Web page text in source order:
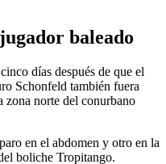
baleado
días después de que el
Schonfeld también fuera
zona norte del conurbano
en el abdomen y otro en la
boliche Tropitango.